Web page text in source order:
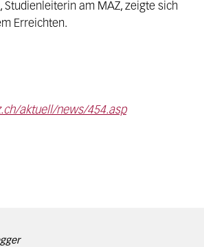
Studienleiterin am MAZ, zeigte sich
Erreichten.
aktuell/news/454.asp